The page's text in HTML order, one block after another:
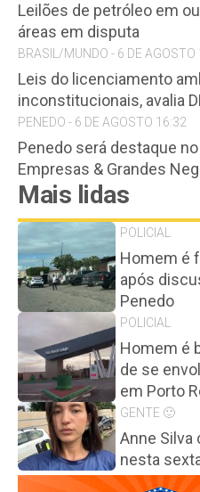
Leilões de petróleo em
áreas em disputa
BRASIL/MUNDO - 6 DE AGOSTO
Leis do licenciamento
inconstitucionais, avalia
PENEDO - 6 DE AGOSTO 16:32
Penedo será destaque
Empresas & Grandes
Mais lidas
POLICIAL
Homem é
após
Penedo
POLICIAL
Homem é
de se
em Porto
GENTE 🙂
Anne Silva
nesta